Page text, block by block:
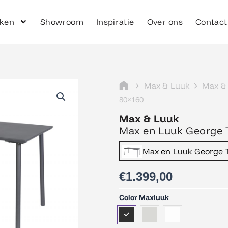
Showroom Inspiratie Over ons Contact
Max & Luuk Max
80×160
Max & Luuk
Max en Luuk George
Max en Luuk George
€1.399,00
Color Maxluuk
Max
en
Luuk